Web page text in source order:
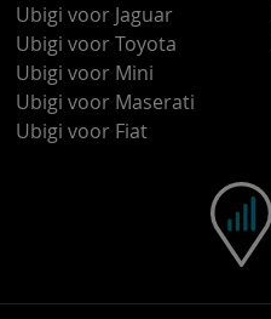
Ubigi voor Jaguar
Ubigi voor Toyota
Ubigi voor Mini
Ubigi voor Maserati
Ubigi voor Fiat